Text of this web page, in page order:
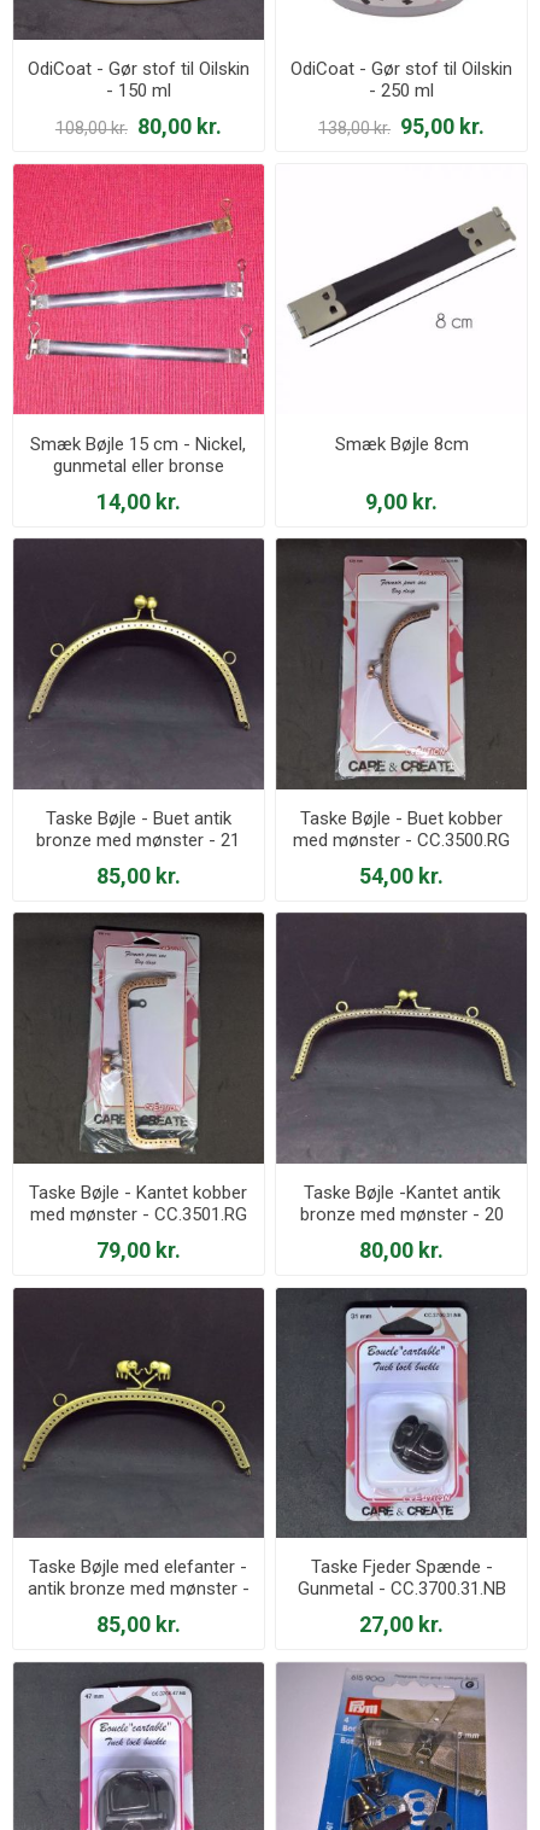
OdiCoat - Gør stof til Oilskin
- 150 ml
108,00 kr. 80,00 kr.
OdiCoat - Gør stof til Oilskin
- 250 ml
138,00 kr. 95,00 kr.
Smæk Bøjle 15 cm - Nickel,
gunmetal eller bronse
14,00 kr.
Smæk Bøjle 8cm
9,00 kr.
Taske Bøjle - Buet antik
bronze med mønster - 21
85,00 kr.
Taske Bøjle - Buet kobber
med mønster - CC.3500.RG
54,00 kr.
Taske Bøjle - Kantet kobber
med mønster - CC.3501.RG
79,00 kr.
Taske Bøjle -Kantet antik
bronze med mønster - 20
80,00 kr.
Taske Bøjle med elefanter -
antik bronze med mønster -
20 cm
85,00 kr.
Taske Fjeder Spænde -
Gunmetal - CC.3700.31.NB
27,00 kr.